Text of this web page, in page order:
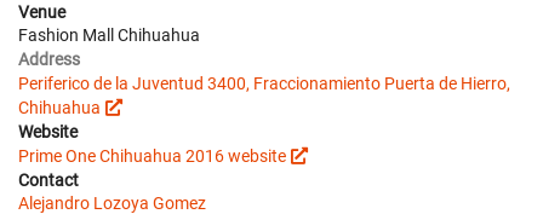
Venue
Fashion Mall Chihuahua
Address
Periferico de la Juventud 3400, Fraccionamiento Puerta de Hierro,
Chihuahua
Website
Prime One Chihuahua 2016 website
Contact
Alejandro Lozoya Gomez